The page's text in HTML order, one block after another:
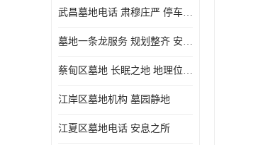
武昌墓地电话 肃穆庄严 停车方便
墓地一条龙服务 规划整齐 安息之所
蔡甸区墓地 长眠之地 地理位置好
江岸区墓地机构 墓园静地
江夏区墓地电话 安息之所